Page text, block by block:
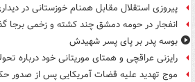
پیروزی استقلال مقابل همنام خوزستانی در
انفجار در حومه دمشق چند کشته و زخمی برجا
بوسه‌ پدر بر پای پسر شهیدش
رایزنی عراقچی و همتای موریتانی خود درباره
موج تهدید علیه قضات آمریکایی پس از صدور